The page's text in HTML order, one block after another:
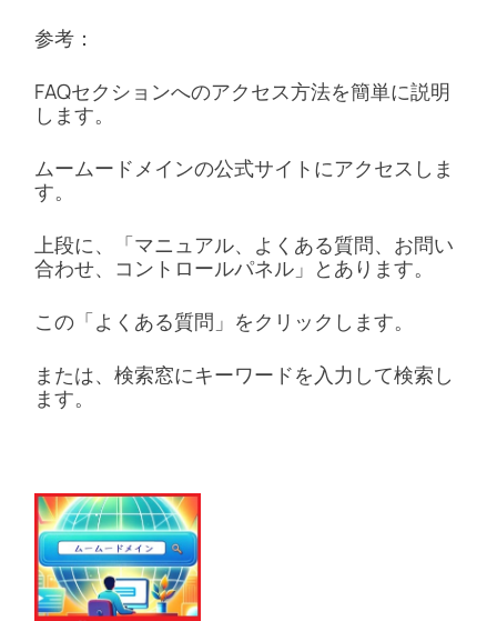
参考：
FAQセクションへのアクセス方法を簡単に説明
します。
ムームードメインの公式サイトにアクセスしま
す。
上段に、「マニュアル、よくある質問、お問い
合わせ、コントロールパネル」とあります。
この「よくある質問」をクリックします。
または、検索窓にキーワードを入力して検索し
ます。